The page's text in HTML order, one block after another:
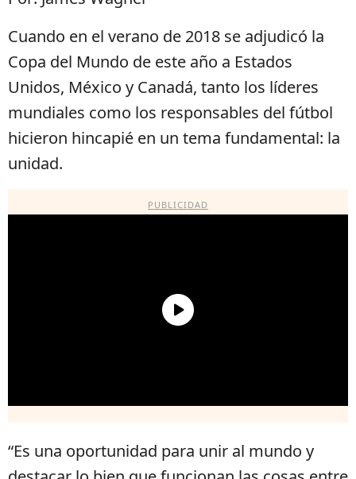
Cuando en el verano de 2018 se adjudicó la
Copa del Mundo de este año a Estados
Unidos, México y Canadá, tanto los líderes
mundiales como los responsables del fútbol
hicieron hincapié en un tema fundamental: la
unidad.
PUBLICIDAD
“Es una oportunidad para unir al mundo y